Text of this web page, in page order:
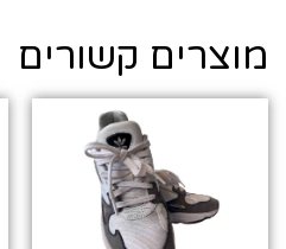
מוצרים קשורים